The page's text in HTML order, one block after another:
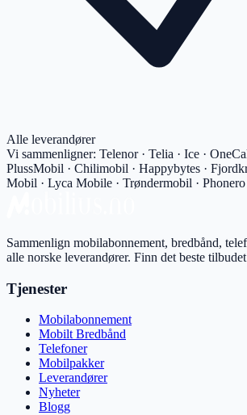
Alle leverandører
Vi sammenligner: Telenor · Telia · Ice ·
PlussMobil · Chilimobil · Happybytes ·
Mobil · Lyca Mobile · Trøndermobil · Phonero
Sammenlign mobilabonnement, bredbånd,
alle norske leverandører. Finn det beste
Tjenester
Mobilabonnement
Mobilt Bredbånd
Telefoner
Mobilpakker
Leverandører
Nyheter
Blogg